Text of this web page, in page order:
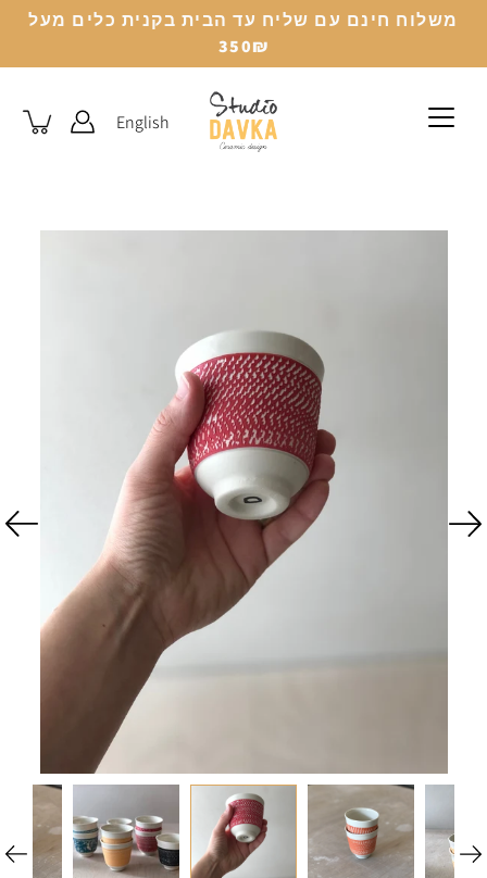
משלוח חינם עם שליח עד הבית בקנית כלים מעל
350₪
English